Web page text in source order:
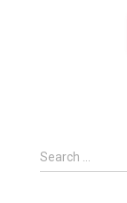
S
e
Search …